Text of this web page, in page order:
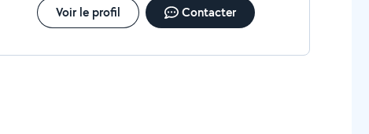
Voir le profil Contacter